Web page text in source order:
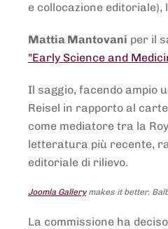
e collocazione
Mattia Mantovani per il
"Early Science and
Il saggio, facendo ampio
Reisel in rapporto al
come mediatore tra la
letteratura più recente,
editoriale di rilievo.
Joomla Gallerymakes it better.
La commissione ha